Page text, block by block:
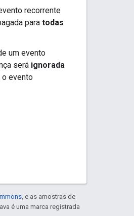
recorrente
para todas
um evento
será ignorada
o evento
, e as amostras de
é uma marca registrada